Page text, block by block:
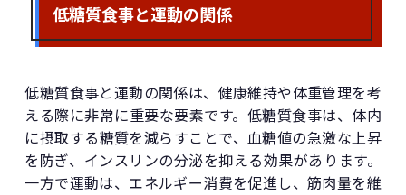
低糖質食事と運動の関係
低糖質食事と運動の関係は、健康維持や体重管理を考
える際に非常に重要な要素です。低糖質食事は、体内
に摂取する糖質を減らすことで、血糖値の急激な上昇
を防ぎ、インスリンの分泌を抑える効果があります。
一方で運動は、エネルギー消費を促進し、筋肉量を維